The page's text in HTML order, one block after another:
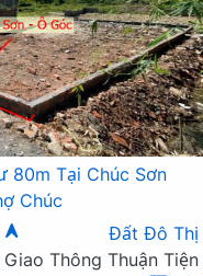
80m Tại Chúc Sơn
Chúc
Đất Đô Thị
Thông Thuận Tiện